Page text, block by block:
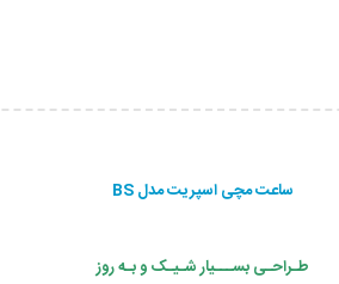
ساعت مچی اسپریت مدل BS
طـراحـی بســـیار شـیـک و بـه روز